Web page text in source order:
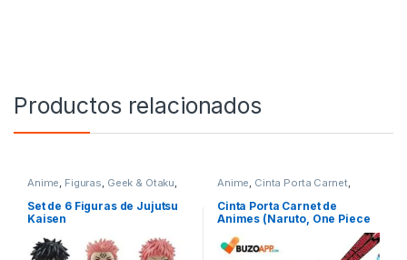
Productos relacionados
Anime, Figuras, Geek & Otaku,
Set de 6 Figuras de Jujutsu
Kaisen
Anime, Cinta Porta Carnet,
Cinta Porta Carnet de
Animes (Naruto, One Piece